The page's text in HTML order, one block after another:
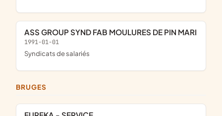
ASS GROUP SYND FAB MOULURES DE PIN MARI
1991-01-01
Syndicats de salariés
BRUGES